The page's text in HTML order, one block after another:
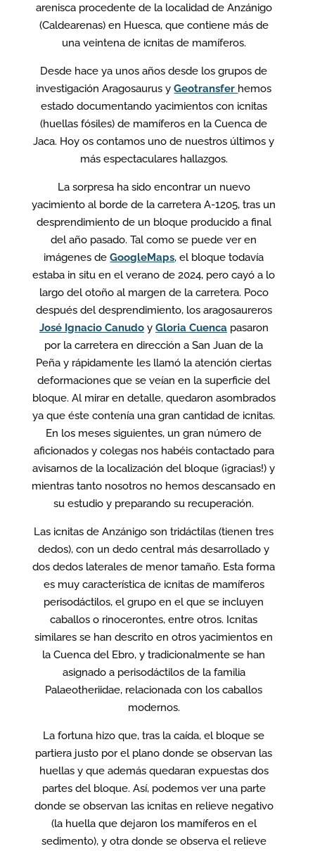
arenisca procedente de la localidad de Anzánigo
(Caldearenas) en Huesca, que contiene más de
una veintena de icnitas de mamíferos.
Desde hace ya unos años desde los grupos de
investigación Aragosaurus yGeotransfer hemos
estado documentando yacimientos con icnitas
(huellas fósiles) de mamíferos en la Cuenca de
Jaca. Hoy os contamos uno de nuestros últimos y
más espectaculares hallazgos.
La sorpresa ha sido encontrar un nuevo
yacimiento al borde de la carretera A-1205, tras un
desprendimiento de un bloque producido a final
del año pasado. Tal como se puede ver en
imágenes deGoogleMaps, el bloque todavía
estaba in situ en el verano de 2024, pero cayó a lo
largo del otoño al margen de la carretera. Poco
después del desprendimiento, los aragosaureros
José Ignacio Canudoy Gloria Cuencapasaron
por la carretera en dirección a San Juan de la
Peña y rápidamente les llamó la atención ciertas
deformaciones que se veían en la superficie del
bloque. Al mirar en detalle, quedaron asombrados
ya que éste contenía una gran cantidad de icnitas.
En los meses siguientes, un gran número de
aficionados y colegas nos habéis contactado para
avisarnos de la localización del bloque (¡gracias!) y
mientras tanto nosotros no hemos descansado en
su estudio y preparando su recuperación.
Las icnitas de Anzánigo son tridáctilas (tienen tres
dedos), con un dedo central más desarrollado y
dos dedos laterales de menor tamaño. Esta forma
es muy característica de icnitas de mamíferos
perisodáctilos, el grupo en el que se incluyen
caballos o rinocerontes, entre otros. Icnitas
similares se han descrito en otros yacimientos en
la Cuenca del Ebro, y tradicionalmente se han
asignado a perisodáctilos de la familia
Palaeotheriidae, relacionada con los caballos
modernos.
La fortuna hizo que, tras la caída, el bloque se
partiera justo por el plano donde se observan las
huellas y que además quedaran expuestas dos
partes del bloque. Así, podemos ver una parte
donde se observan las icnitas en relieve negativo
(la huella que dejaron los mamíferos en el
sedimento), y otra donde se observa el relieve